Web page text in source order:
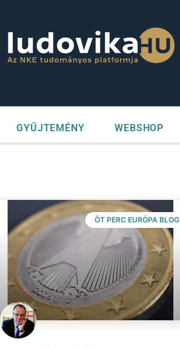
GYŰJTEMÉNY WEBSHOP
ÖT PERC EURÓPA BLOG